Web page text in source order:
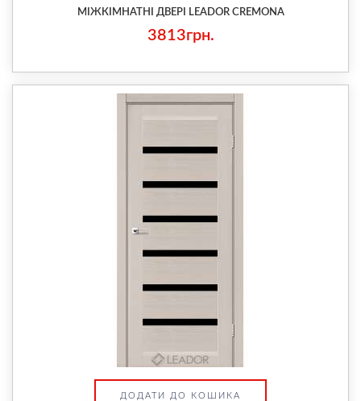
МІЖКІМНАТНІ ДВЕРІ LEADOR CREMONA
3813грн.
ДОДАТИ ДО КОШИКА